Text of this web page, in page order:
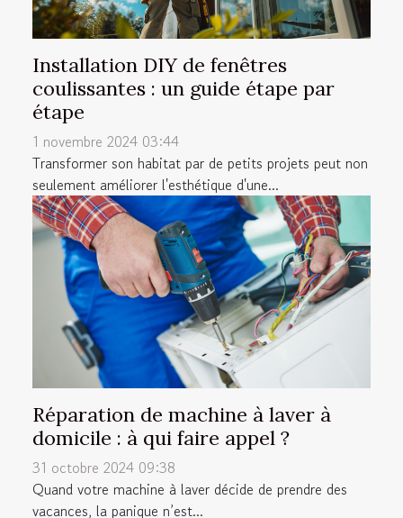
Installation DIY de fenêtres
coulissantes : un guide étape par
étape
1 novembre 2024 03:44
Transformer son habitat par de petits projets peut non
seulement améliorer l'esthétique d'une...
Réparation de machine à laver à
domicile : à qui faire appel ?
31 octobre 2024 09:38
Quand votre machine à laver décide de prendre des
vacances, la panique n’est...